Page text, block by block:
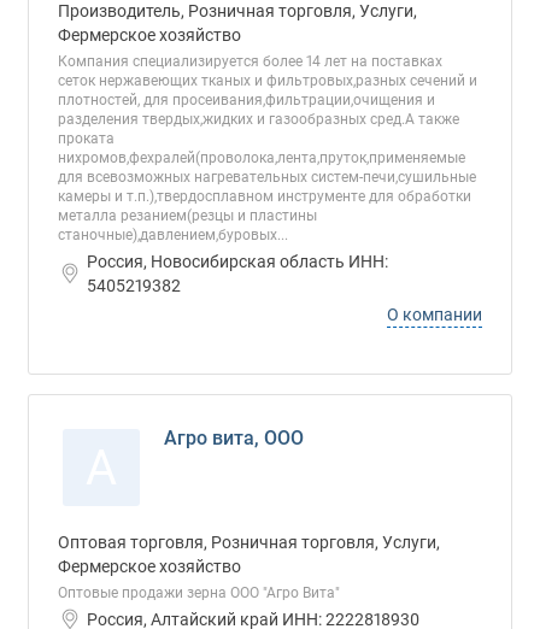
Производитель, Розничная торговля, Услуги,
Фермерское хозяйство
Компания специализируется более 14 лет на поставках
сеток нержавеющих тканых и фильтровых,разных сечений и
плотностей, для просеивания,фильтрации,очищения и
разделения твердых,жидких и газообразных сред.А также
проката
нихромов,фехралей(проволока,лента,пруток,применяемые
для всевозможных нагревательных систем-печи,сушильные
камеры и т.п.),твердосплавном инструменте для обработки
металла резанием(резцы и пластины
станочные),давлением,буровых...
Россия, Новосибирская область ИНН:
5405219382
О компании
Агро вита, ООО
Оптовая торговля, Розничная торговля, Услуги,
Фермерское хозяйство
Оптовые продажи зерна ООО "Агро Вита"
Россия, Алтайский край ИНН: 2222818930